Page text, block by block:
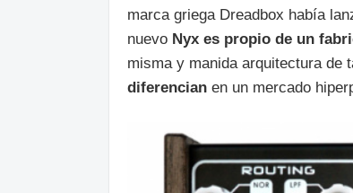
marca griega Dreadbox había
nuevo Nyx es propio de un
misma y manida arquitectura de
diferencian en un mercado